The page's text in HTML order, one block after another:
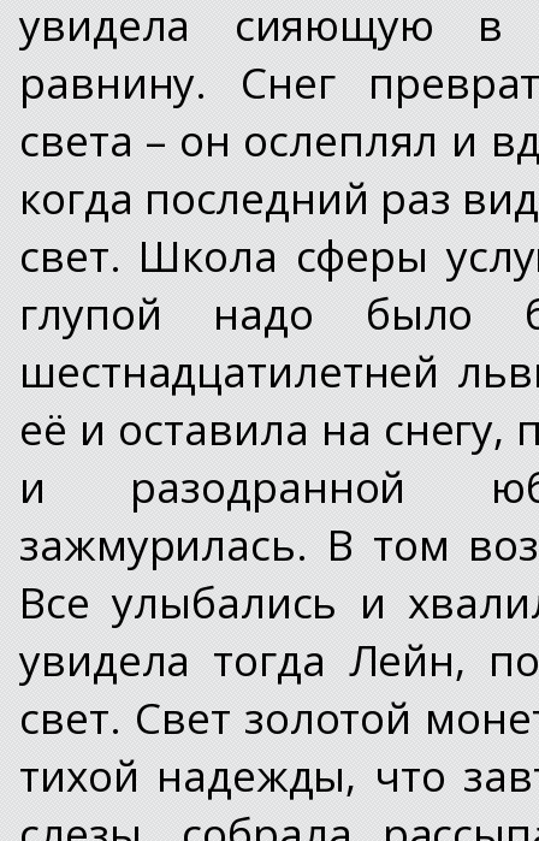
увидела сияющую в
равнину. Снег
света – он ослеплял и
когда последний раз
свет. Школа сферы
глупой надо было
шестнадцатилетней
её и оставила на
и разодранной
зажмурилась. В том
Все улыбались и
увидела тогда Лейн,
свет. Свет золотой
тихой надежды, что